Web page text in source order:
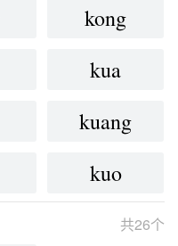
kong
kua
kuang
kuo
共26个